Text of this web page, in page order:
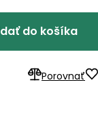
do košíka
Porovnať